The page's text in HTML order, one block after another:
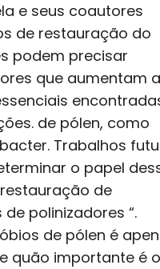
e seus coautores
de restauração do
podem precisar
que aumentam a
de pólen, como
Trabalhos
o papel
de
polinizadores “.
de pólen é
quão importante é o